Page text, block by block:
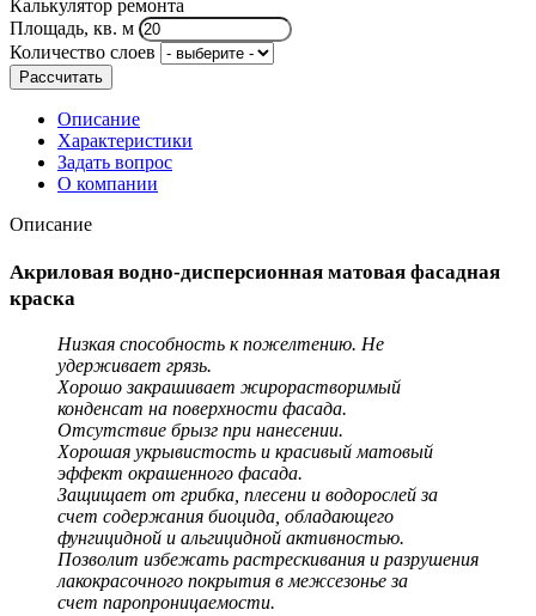
Калькулятор ремонта
Площадь, кв. м
Количество слоев
Рассчитать
Описание
Характеристики
Задать вопрос
О компании
Описание
Акриловая водно-дисперсионная матовая фасадная
краска
Низкая способность к пожелтению. Не
удерживает грязь.
Хорошо закрашивает жирорастворимый
конденсат на поверхности фасада.
Отсутствие брызг при нанесении.
Хорошая укрывистость и красивый матовый
эффект окрашенного фасада.
Защищает от грибка, плесени и водорослей за
счет содержания биоцида, обладающего
фунгицидной и альгицидной активностью.
Позволит избежать растрескивания и разрушения
лакокрасочного покрытия в межсезонье за
счет паропроницаемости.